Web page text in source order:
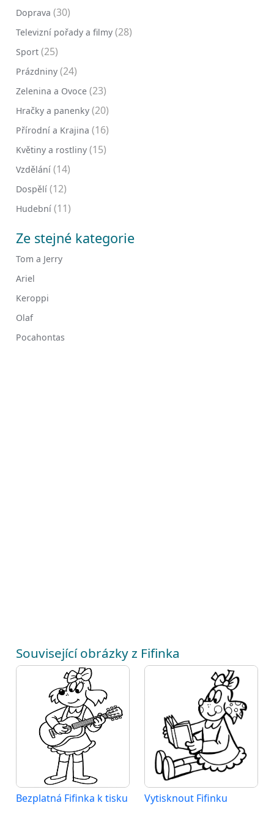
Doprava (30)
Televizní pořady a filmy (28)
Sport (25)
Prázdniny (24)
Zelenina a Ovoce (23)
Hračky a panenky (20)
Přírodní a Krajina (16)
Květiny a rostliny (15)
Vzdělání (14)
Dospělí (12)
Hudební (11)
Ze stejné kategorie
Tom a Jerry
Ariel
Keroppi
Olaf
Pocahontas
Související obrázky z Fifinka
Bezplatná Fifinka k tisku Vytisknout Fifinku